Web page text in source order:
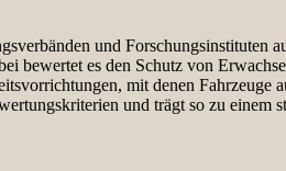
und Forschungsinstituten
bewertet es den Schutz von
mit denen
und trägt so zu einem